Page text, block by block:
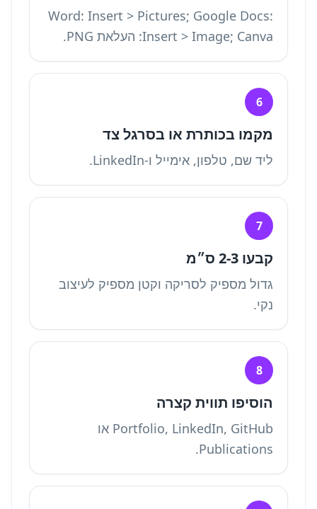
Word: Insert > Pictures; Google Docs:
Insert > Image; Canva: העלאת PNG.
6
מקמו בכותרת או בסרגל צד
ליד שם, טלפון, אימייל ו-LinkedIn.
7
קבעו 2-3 ס״מ
גדול מספיק לסריקה וקטן מספיק לעיצוב
נקי.
8
הוסיפו תווית קצרה
Portfolio, LinkedIn, GitHub או
Publications.